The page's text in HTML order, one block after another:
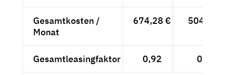
Gesamtkosten /
Monat
674,28 € 504,44 €
Gesamtleasingfaktor 0,92 0,82